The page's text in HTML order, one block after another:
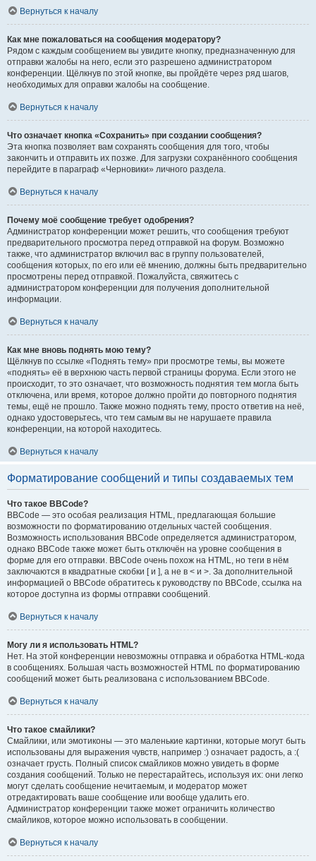
Вернуться к началу
Как мне пожаловаться на сообщения модератору?
Рядом с каждым сообщением вы увидите кнопку, предназначенную для
отправки жалобы на него, если это разрешено администратором
конференции. Щёлкнув по этой кнопке, вы пройдёте через ряд шагов,
необходимых для оправки жалобы на сообщение.
Вернуться к началу
Что означает кнопка «Сохранить» при создании сообщения?
Эта кнопка позволяет вам сохранять сообщения для того, чтобы
закончить и отправить их позже. Для загрузки сохранённого сообщения
перейдите в параграф «Черновики» личного раздела.
Вернуться к началу
Почему моё сообщение требует одобрения?
Администратор конференции может решить, что сообщения требуют
предварительного просмотра перед отправкой на форум. Возможно
также, что администратор включил вас в группу пользователей,
сообщения которых, по его или её мнению, должны быть предварительно
просмотрены перед отправкой. Пожалуйста, свяжитесь с
администратором конференции для получения дополнительной
информации.
Вернуться к началу
Как мне вновь поднять мою тему?
Щёлкнув по ссылке «Поднять тему» при просмотре темы, вы можете
«поднять» её в верхнюю часть первой страницы форума. Если этого не
происходит, то это означает, что возможность поднятия тем могла быть
отключена, или время, которое должно пройти до повторного поднятия
темы, ещё не прошло. Также можно поднять тему, просто ответив на неё,
однако удостоверьтесь, что тем самым вы не нарушаете правила
конференции, на которой находитесь.
Вернуться к началу
Форматирование сообщений и типы создаваемых тем
Что такое BBCode?
BBCode — это особая реализация HTML, предлагающая большие
возможности по форматированию отдельных частей сообщения.
Возможность использования BBCode определяется администратором,
однако BBCode также может быть отключён на уровне сообщения в
форме для его отправки. BBCode очень похож на HTML, но теги в нём
заключаются в квадратные скобки [ и ], а не в < и >. За дополнительной
информацией о BBCode обратитесь к руководству по BBCode, ссылка на
которое доступна из формы отправки сообщений.
Вернуться к началу
Могу ли я использовать HTML?
Нет. На этой конференции невозможны отправка и обработка HTML-кода
в сообщениях. Большая часть возможностей HTML по форматированию
сообщений может быть реализована с использованием BBCode.
Вернуться к началу
Что такое смайлики?
Смайлики, или эмотиконы — это маленькие картинки, которые могут быть
использованы для выражения чувств, например :) означает радость, а :(
означает грусть. Полный список смайликов можно увидеть в форме
создания сообщений. Только не перестарайтесь, используя их: они легко
могут сделать сообщение нечитаемым, и модератор может
отредактировать ваше сообщение или вообще удалить его.
Администратор конференции также может ограничить количество
смайликов, которое можно использовать в сообщении.
Вернуться к началу